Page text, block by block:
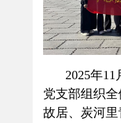
2025年11
党支部组织
故居、炭河